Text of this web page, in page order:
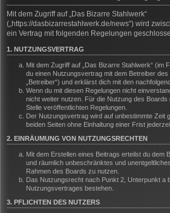
Mit dem Zugriff auf „Das Bizarre Stahlwerk“
(„https://dasbizarrestahlwerk.de/news“) wird
ein Vertrag mit folgenden Regelungen
1. NUTZUNGSVERTRAG
Mit dem Zugriff auf „Das Bizarre Stahlwerk“ (im
du einen Nutzungsvertrag mit dem Betreiber
„Betreiber“) und erklärst dich mit den
Wenn du mit diesen Regelungen nicht
nicht weiter nutzen. Für die Nutzung des Boards
Stelle veröffentlichten Regelungen.
Der Nutzungsvertrag wird auf unbestimmte Zeit
beiden Seiten ohne Einhaltung einer Frist
2. EINRÄUMUNG VON NUTZUNGSRECHTEN
Mit dem Erstellen eines Beitrags erteilst du dem
und räumlich unbeschränktes und
Rahmen des Boards zu nutzen.
Das Nutzungsrecht nach Punkt 2, Unterpunkt a
Nutzungsvertrages bestehen.
3. PFLICHTEN DES NUTZERS